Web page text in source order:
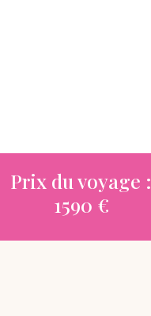
Prix du voyage :
1590 €